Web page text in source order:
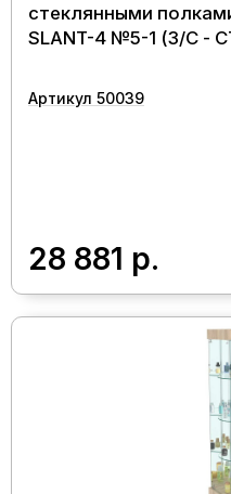
стеклянными
SLANT-4 №5-1 (З/C -
Артикул 50039
28 881 р.